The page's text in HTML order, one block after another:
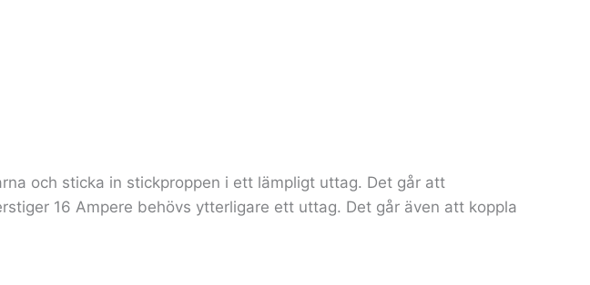
och sticka in stickproppen i ett lämpligt uttag. Det går att
16 Ampere behövs ytterligare ett uttag. Det går även att koppla